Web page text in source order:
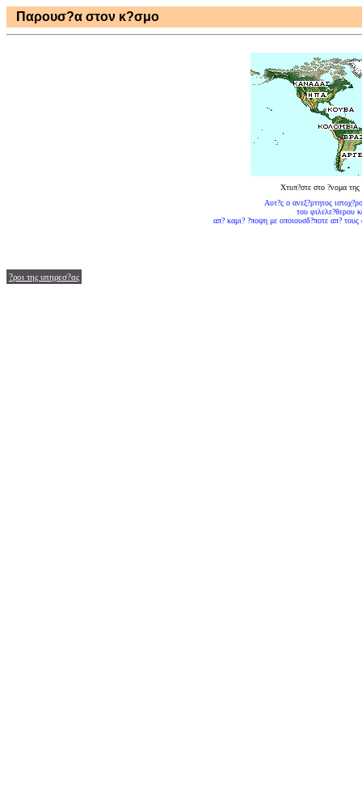
Παρουσ?α στον κ?σμο
Χτυπ?στε στο ?νομα της
Αυτ?ς ο ανεξ?ρτητος
του φιλελε?θερου
απ? καμι? ?ποψη με οποιουσδ?ποτε απ?
?ροι της υπηρεσ?ας